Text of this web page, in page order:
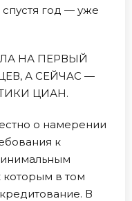
спустя год — уже
НА ПЕРВЫЙ
А СЕЙЧАС —
ЦИАН.
о намерении
к
которым в том
В